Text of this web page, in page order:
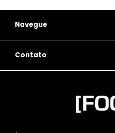
Navegue
Contato